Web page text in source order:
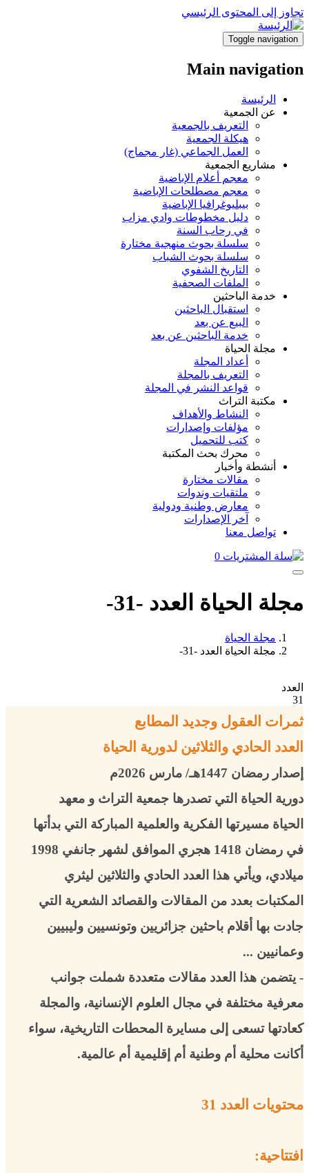
تجاوز إلى المحتوى الرئيسي
Toggle navigation
Main navigation
الرئيسة
عن الجمعية
التعريف بالجمعية
هيكلة الجمعية
العمل الجماعي (غار مجماج)
مشاريع الجمعية
معجم أعلام الإباضية
معجم مصطلحات الإباضية
بيبليوغرافيا الإباضية
دليل مخطوطات وادي مزاب
في رحاب السنة
سلسلة بحوث منهجية مختارة
سلسلة بحوث الشباب
التاريخ الشفوي
الملفات الصحفية
خدمة الباحثين
استقبال الباحثين
البيع عن بعد
خدمة الباحثين عن بعد
مجلة الحياة
أعداد المجلة
التعريف بالمجلة
قواعد النشر في المجلة
مكتبة التراث
النشاط والأهداف
مؤلفات وإصدارات
كتب للتحميل
محرك بحث المكتبة
أنشطة وأخبار
مقالات مختارة
ملتقيات وندوات
معارض وطنية ودولية
آخر الإصدارات
تواصل معنا
0
مجلة الحياة العدد -31-
مجلة الحياة
مجلة الحياة العدد -31-
العدد
31
ثمرات العقول وجديد المطابع
العدد الحادي والثلاثين لدورية الحياة
إصدار رمضان 1447هـ/ مارس 2026م
دورية الحياة التي تصدرها جمعية التراث و معهد
الحياة مسيرتها الفكرية والعلمية المباركة التي بدأتها
في رمضان 1418 هجري الموافق لشهر جانفي 1998
ميلادي، ويأتي هذا العدد الحادي والثلاثين ليثري
المكتبات بعدد من المقالات والقصائد الشعرية التي
جادت بها أقلام باحثين جزائريين وتونسيين وليبيين
وعمانيين ...
- يتضمن هذا العدد مقالات متعددة شملت جوانب
معرفية مختلفة في مجال العلوم الإنسانية، والمجلة
كعادتها تسعى إلى مسايرة المحطات التاريخية، سواء
أكانت محلية أم وطنية أم إقليمية أم عالمية.
محتويات العدد 31
افتتاحية: